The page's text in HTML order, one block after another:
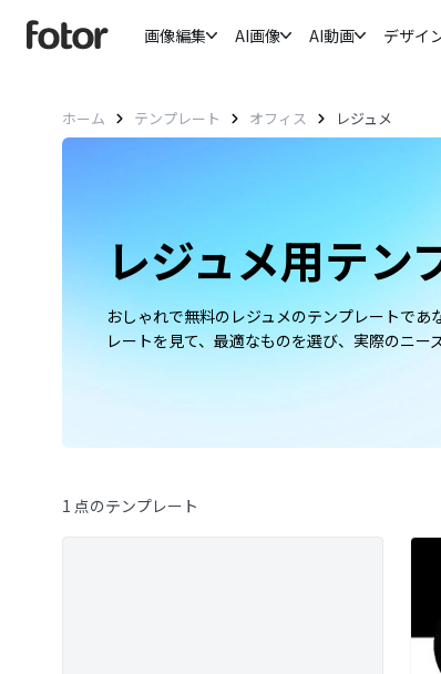
画像編集 AI画像 AI動画 デザイ
ホーム テンプレート オフィス レジュメ
レジュメ用テン
おしゃれで無料のレジュメのテンプレートで
レートを見て、最適なものを選び、実際のニー
1 点のテンプレート